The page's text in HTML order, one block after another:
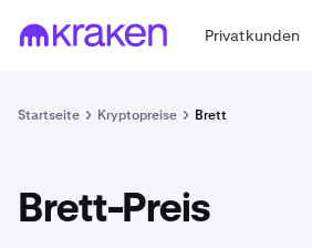
Privatkunden
Startseite Kryptopreise Brett
Brett-Preis